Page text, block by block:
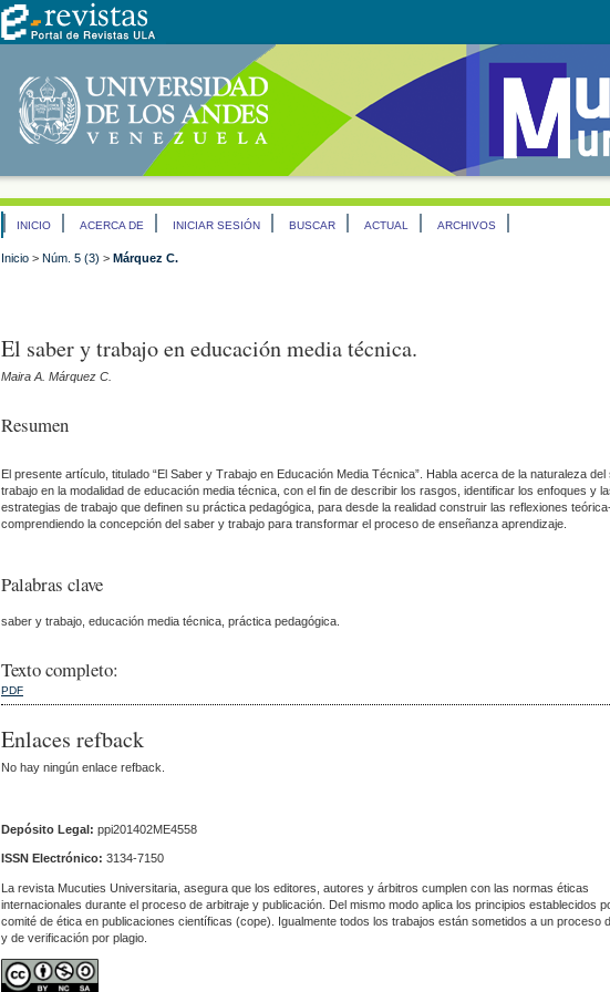
INICIO ACERCA DE INICIAR SESIÓN BUSCAR ACTUAL ARCHIVOS
Inicio > Núm. 5 (3) > Márquez C.
El saber y trabajo en educación media técnica.
Maira A. Márquez C.
Resumen
El presente artículo, titulado “El Saber y Trabajo en Educación Media Técnica”. Habla acerca de la naturaleza del
trabajo en la modalidad de educación media técnica, con el fin de describir los rasgos, identificar los enfoques y
estrategias de trabajo que definen su práctica pedagógica, para desde la realidad construir las reflexiones
comprendiendo la concepción del saber y trabajo para transformar el proceso de enseñanza aprendizaje.
Palabras clave
saber y trabajo, educación media técnica, práctica pedagógica.
Texto completo:
PDF
Enlaces refback
No hay ningún enlace refback.
Depósito Legal: ppi201402ME4558
ISSN Electrónico: 3134-7150
La revista Mucuties Universitaria, asegura que los editores, autores y árbitros cumplen con las normas éticas
internacionales durante el proceso de arbitraje y publicación. Del mismo modo aplica los principios establecidos
comité de ética en publicaciones científicas (cope). Igualmente todos los trabajos están sometidos a un proceso
y de verificación por plagio.